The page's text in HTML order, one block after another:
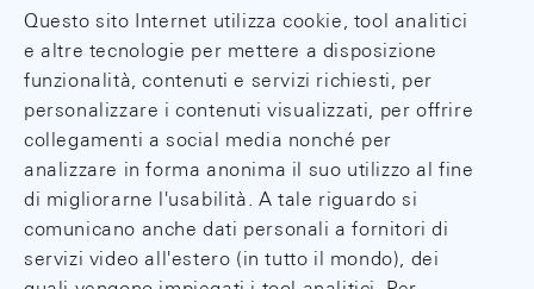
Questo sito Internet utilizza cookie, tool analitici
e altre tecnologie per mettere a disposizione
funzionalità, contenuti e servizi richiesti, per
personalizzare i contenuti visualizzati, per offrire
collegamenti a social media nonché per
analizzare in forma anonima il suo utilizzo al fine
di migliorarne l'usabilità. A tale riguardo si
comunicano anche dati personali a fornitori di
servizi video all'estero (in tutto il mondo), dei